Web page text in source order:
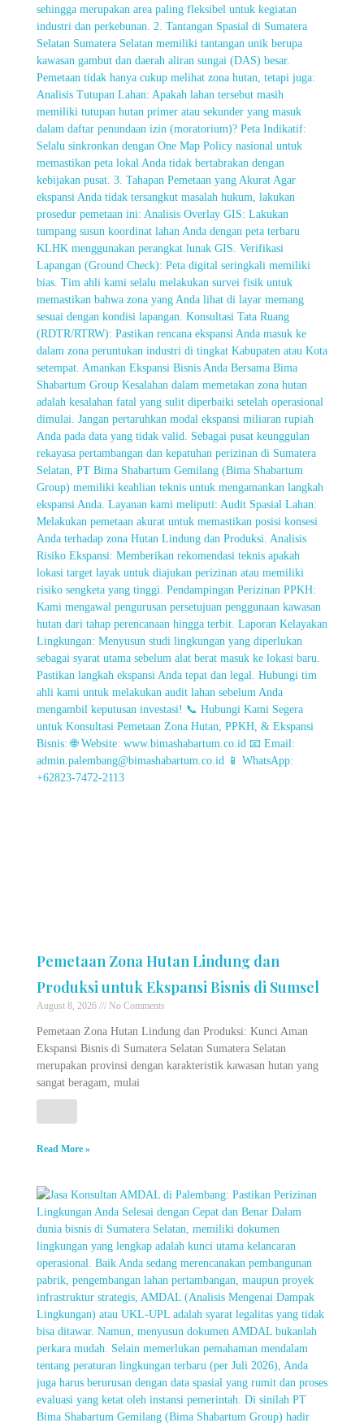
Pemetaan Zona Hutan Lindung dan
Produksi untuk Ekspansi Bisnis di Sumsel
August 8, 2026 No Comments
Pemetaan Zona Hutan Lindung dan Produksi: Kunci Aman
Ekspansi Bisnis di Sumatera Selatan Sumatera Selatan
merupakan provinsi dengan karakteristik kawasan hutan yang
sangat beragam, mulai
Read More »